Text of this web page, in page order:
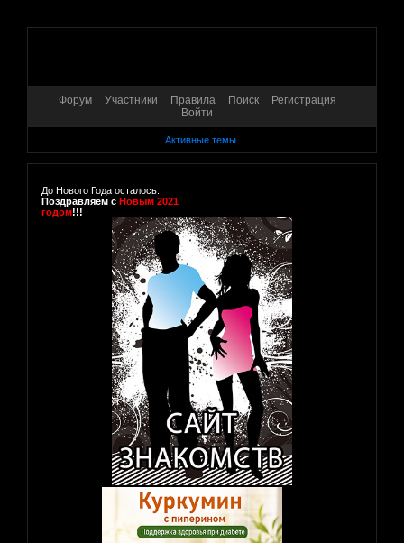
Форум Участники Правила Поиск
Регистрация
Войти
Активные темы
До Нового Года осталось:
Поздравляем с Новым 2021
годом!!!